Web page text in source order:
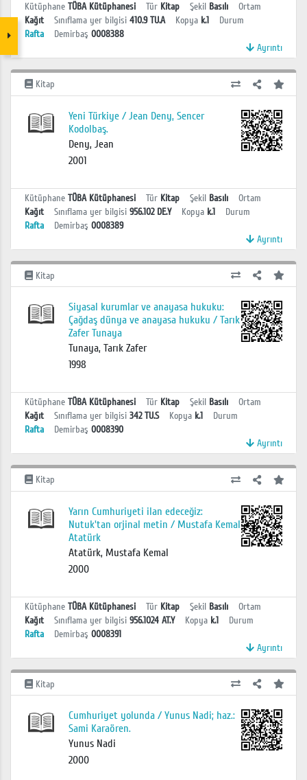
Kütüphane TÜBA Kütüphanesi Tür Kitap Şekil Basılı
Ortam
Kağıt
Sınıflama yer bilgisi 410.9 TU.A Kopya k.1
Durum
Rafta
Demirbaş 0008388
Ayrıntı
Kitap
Yeni Türkiye / Jean Deny, Sencer
Kodolbaş.
Deny, Jean
2001
Kütüphane TÜBA Kütüphanesi Tür Kitap Şekil Basılı
Ortam
Kağıt
Sınıflama yer bilgisi 956.102 DE.Y Kopya k.1
Durum
Rafta
Demirbaş 0008389
Ayrıntı
Kitap
Siyasal kurumlar ve anayasa hukuku:
Çağdaş dünya ve anayasa hukuku / Tarık
Zafer Tunaya
Tunaya, Tarık Zafer
1998
Kütüphane TÜBA Kütüphanesi Tür Kitap Şekil Basılı
Ortam
Kağıt
Sınıflama yer bilgisi 342 TU.S Kopya k.1
Durum
Rafta
Demirbaş 0008390
Ayrıntı
Kitap
Yarın Cumhuriyeti ilan edeceğiz:
Nutuk'tan orjinal metin / Mustafa Kemal
Atatürk
Atatürk, Mustafa Kemal
2000
Kütüphane TÜBA Kütüphanesi Tür Kitap Şekil Basılı
Ortam
Kağıt
Sınıflama yer bilgisi 956.1024 AT.Y Kopya k.1
Durum
Rafta
Demirbaş 0008391
Ayrıntı
Kitap
Cumhuriyet yolunda / Yunus Nadi; haz.:
Sami Karaören.
Yunus Nadi
2000